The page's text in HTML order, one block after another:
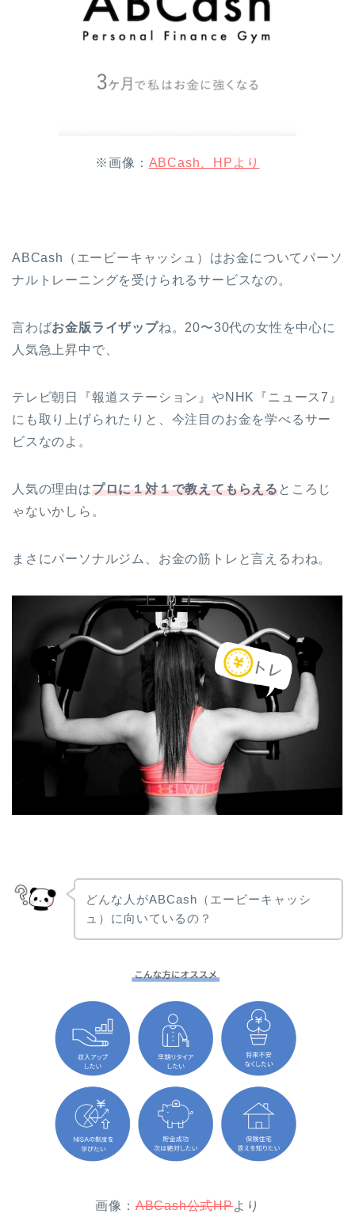
※画像： ABCash、HPより
ABCash（エービーキャッシュ）はお金についてパーソ
ナルトレーニングを受けられるサービスなの。
言わばお金版ライザップね。20〜30代の女性を中心に
人気急上昇中で、
テレビ朝日『報道ステーション』やNHK『ニュース7』
にも取り上げられたりと、今注目のお金を学べるサー
ビスなのよ。
人気の理由はプロに１対１で教えてもらえるところじ
ゃないかしら。
まさにパーソナルジム、お金の筋トレと言えるわね。
どんな人がABCash（エービーキャッシ
ュ）に向いているの？
画像： ABCash公式HPより